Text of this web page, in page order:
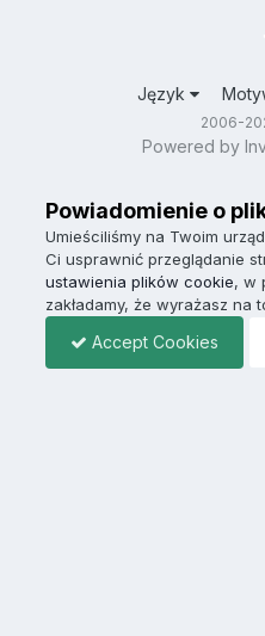
Język
2006-
Powered by
Powiadomienie o
Umieściliśmy na Twoim
Ci usprawnić przeglądanie
ustawienia plików cookie, w
zakładamy, że wyrażasz na
Accept Cookies